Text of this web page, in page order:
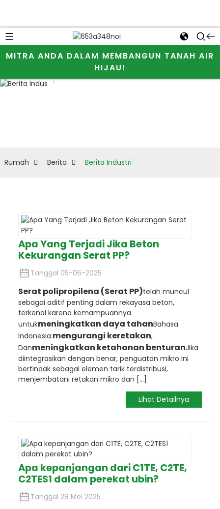
MITRA ANDA DALAM MEMBANGUN TANAH AIR
HIJAU!
Berita
Mari kita
ketahui
dan selulosa
Rumah Berita Berita Industri
Apa Yang Terjadi Jika Beton
Kekurangan Serat PP?
Tanggal 05-06-2025
Serat polipropilena (Serat PP)telah muncul
sebagai aditif penting dalam rekayasa beton,
terkenal karena kemampuannya
untukmeningkatkan daya tahanBahasa
Indonesia:mengurangi keretakan,
Danmeningkatkan ketahanan benturanJika
diintegrasikan dengan benar, penguatan mikro ini
bertindak sebagai elemen tarik terdistribusi,
menjembatani retakan mikro dan [...]
Lihat Detailnya
Apa kepanjangan dari C1TE, C2TE,
C2TES1 dalam perekat ubin?
Tanggal 28 Mei 2025